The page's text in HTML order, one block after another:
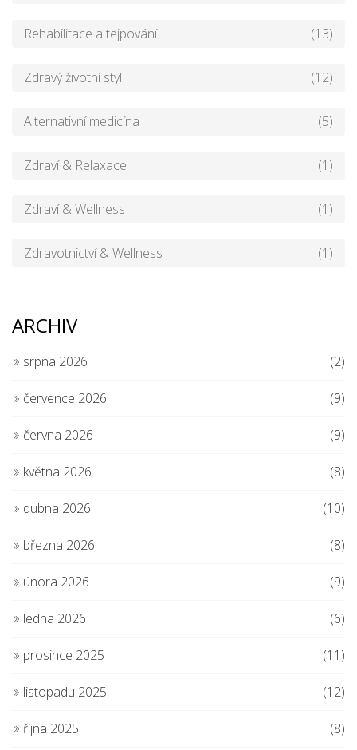
Rehabilitace a tejpování (13)
Zdravý životní styl (12)
Alternativní medicína (5)
Zdraví & Relaxace (1)
Zdraví & Wellness (1)
Zdravotnictví & Wellness (1)
ARCHIV
srpna 2026 (2)
července 2026 (9)
června 2026 (9)
května 2026 (8)
dubna 2026 (10)
března 2026 (8)
února 2026 (9)
ledna 2026 (6)
prosince 2025 (11)
listopadu 2025 (12)
října 2025 (8)